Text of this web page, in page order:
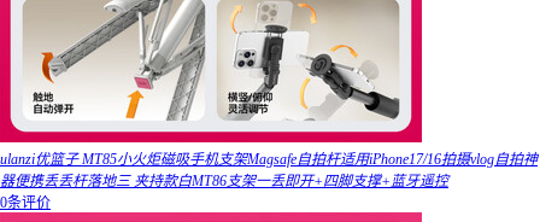
ulanzi优篮子 MT85小火炬磁吸手机支架Magsafe自拍杆适用iPhone17/16拍摄vlog自拍神
器便携丢丢杆落地三 夹持款白MT86支架一丢即开+四脚支撑+蓝牙遥控
0条评价